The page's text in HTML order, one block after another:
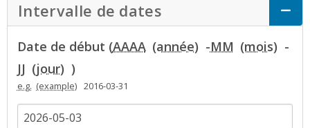
Intervalle de dates Click to Expand
Date de début (AAAA -MM
-
JJ
)
e.g. 2016-03-31